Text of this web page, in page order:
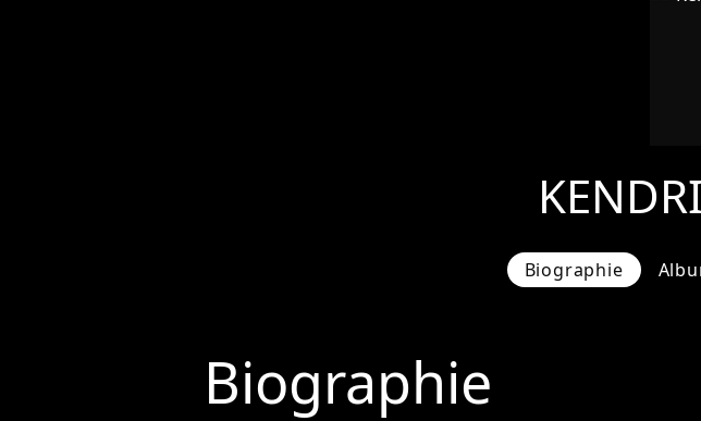
Biographie
Biographie